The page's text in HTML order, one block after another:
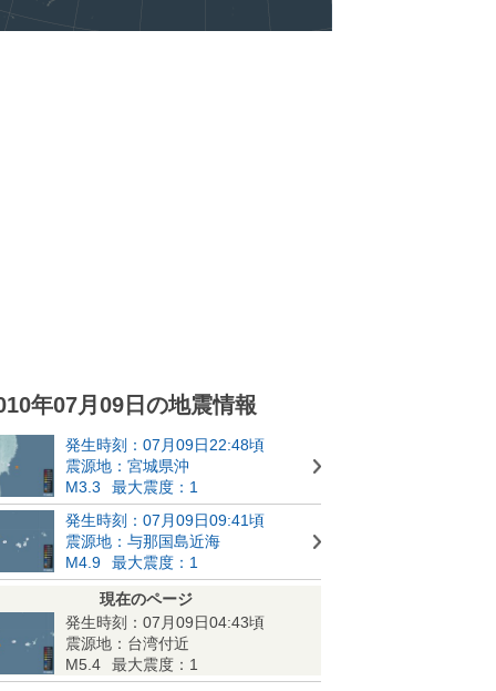
年07月09日の地震情報
発生時刻：07月09日22:48頃
震源地：宮城県沖
M3.3
最大震度：1
発生時刻：07月09日09:41頃
震源地：与那国島近海
M4.9
最大震度：1
現在のページ
発生時刻：07月09日04:43頃
震源地：台湾付近
M5.4
最大震度：1